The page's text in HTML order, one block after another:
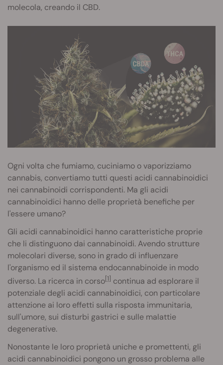
molecola, creando il CBD.
Ogni volta che fumiamo, cuciniamo o vaporizziamo
cannabis, convertiamo tutti questi acidi cannabinoidici
nei cannabinoidi corrispondenti. Ma gli acidi
cannabinoidici hanno delle proprietà benefiche per
l'essere umano?
Gli acidi cannabinoidici hanno caratteristiche proprie
che li distinguono dai cannabinoidi. Avendo strutture
molecolari diverse, sono in grado di influenzare
l'organismo ed il sistema endocannabinoide in modo
diverso. La ricerca in corso[1] continua ad esplorare il
potenziale degli acidi cannabinoidici, con particolare
attenzione ai loro effetti sulla risposta immunitaria,
sull'umore, sui disturbi gastrici e sulle malattie
degenerative.
Nonostante le loro proprietà uniche e promettenti, gli
acidi cannabinoidici pongono un grosso problema alle